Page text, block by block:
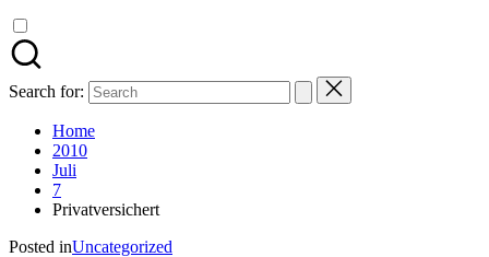
Search for:
Home
2010
Juli
7
Privatversichert
Posted inUncategorized